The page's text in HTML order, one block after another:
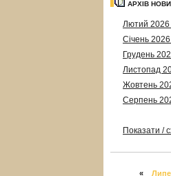
АРХІВ
Лютий 2026
Січень
Грудень
Листопад
Жовтень
Серпень
Показати /
«